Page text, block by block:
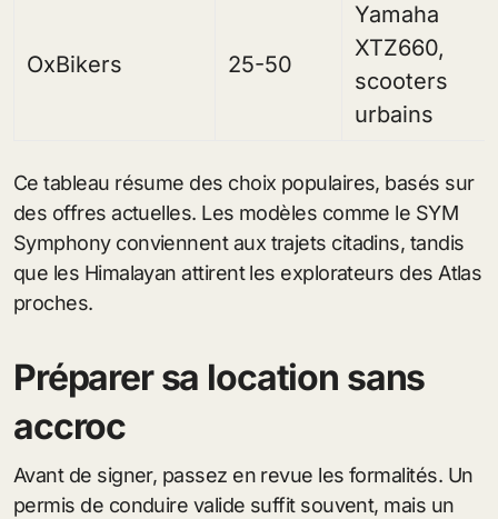
OxBikers 25-50
Yamaha
XTZ660,
scooters
urbains
Ce tableau résume des choix populaires, basés sur
des offres actuelles. Les modèles comme le SYM
Symphony conviennent aux trajets citadins, tandis
que les Himalayan attirent les explorateurs des Atlas
proches.
Préparer sa location sans
accroc
Avant de signer, passez en revue les formalités. Un
permis de conduire valide suffit souvent, mais un